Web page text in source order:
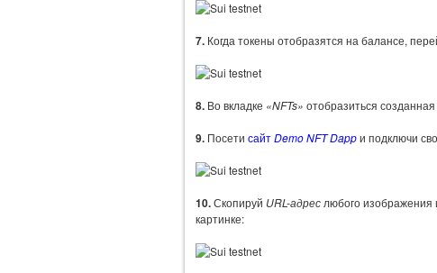
7. Когда токены отобразятся на балансе,
8. Во вкладке «NFTs» отобразиться созданная
9. Посети сайтDemo NFT Dappи подключи
10.Скопируй URL-адрес любого изображения
картинке: